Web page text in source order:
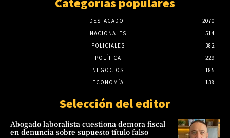
DESTACADO
2070
NACIONALES
514
POLICIALES
382
POLÍTICA
229
NEGOCIOS
185
ECONOMÍA
138
Selección del editor
Abogado laboralista cuestiona demora fiscal
en denuncia sobre supuesto título falso